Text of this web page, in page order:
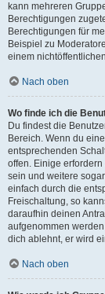
kann mehreren
Berechtigungen
Berechtigungen für
Beispiel zu
einem
Nach oben
Wo finde ich die
Du findest die
Bereich. Wenn du
entsprechenden
offen. Einige
sein und weitere
einfach durch die
Freischaltung, so
daraufhin deinen
aufgenommen
dich ablehnt, er wird
Nach oben